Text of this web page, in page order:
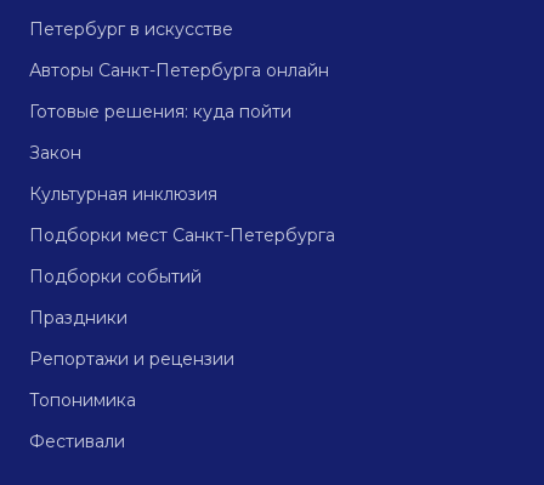
Петербург в искусстве
Авторы Санкт-Петербурга онлайн
Готовые решения: куда пойти
Закон
Культурная инклюзия
Подборки мест Санкт-Петербурга
Подборки событий
Праздники
Репортажи и рецензии
Топонимика
Фестивали